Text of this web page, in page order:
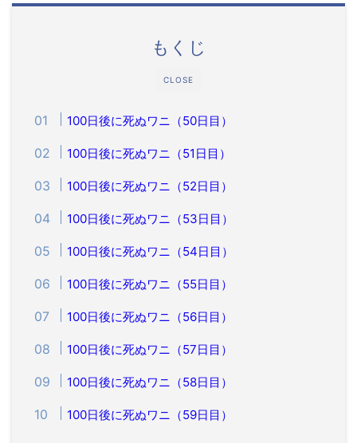
CLOSE
もくじ
100日後に死ぬワニ（50日目）
100日後に死ぬワニ（51日目）
100日後に死ぬワニ（52日目）
100日後に死ぬワニ（53日目）
100日後に死ぬワニ（54日目）
100日後に死ぬワニ（55日目）
100日後に死ぬワニ（56日目）
100日後に死ぬワニ（57日目）
100日後に死ぬワニ（58日目）
100日後に死ぬワニ（59日目）